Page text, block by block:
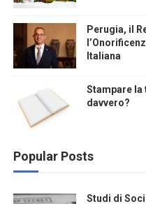
Perugia, il
Italiana
Stampare la
davvero?
Popular Posts
Studi di